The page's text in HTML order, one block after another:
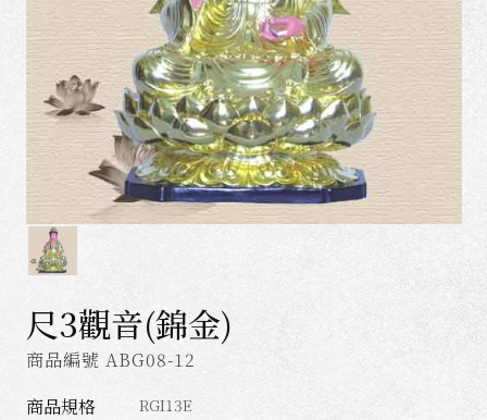
尺3觀音(錦金)
商品編號 ABG08-12
商品規格
RGI13E